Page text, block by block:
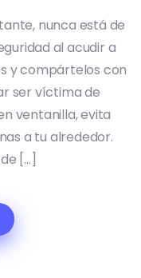
nunca está de
al acudir a
y compártelos con
ser víctima de
ventanilla, evita
a tu alrededor.
[…]